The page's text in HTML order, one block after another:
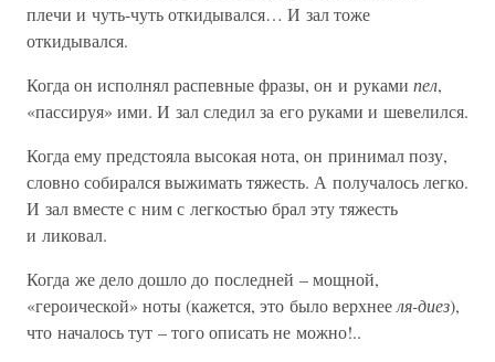
плечи и чуть-чуть откидывался… И зал тоже
откидывался.
Когда он исполнял распевные фразы, он и руками пел,
«пассируя» ими. И зал следил за его руками и шевелился.
Когда ему предстояла высокая нота, он принимал позу,
словно собирался выжимать тяжесть. А получалось легко.
И зал вместе с ним с легкостью брал эту тяжесть
и ликовал.
Когда же дело дошло до последней – мощной,
«героической» ноты (кажется, это было верхнееля-диез),
что началось тут – того описать не можно!..